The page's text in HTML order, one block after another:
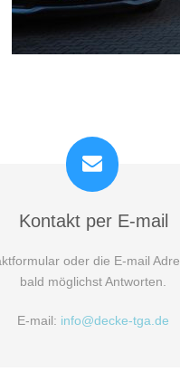
Kontakt per E-mail
oder die E-mail
bald möglichst Antworten.
E-mail: info@decke-tga.de